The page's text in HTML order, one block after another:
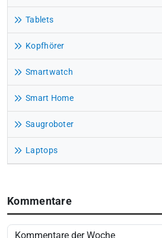
Tablets
Kopfhörer
Smartwatch
Smart Home
Saugroboter
Laptops
Kommentare